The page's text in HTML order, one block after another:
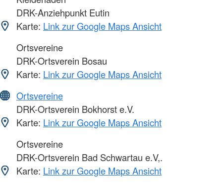
DRK-Anziehpunkt Eutin
Karte: Link zur Google Maps Ansicht
Ortsvereine
DRK-Ortsverein Bosau
Karte: Link zur Google Maps Ansicht
Ortsvereine
DRK-Ortsverein Bokhorst e.V.
Karte: Link zur Google Maps Ansicht
Ortsvereine
DRK-Ortsverein Bad Schwartau e.V,.
Karte: Link zur Google Maps Ansicht